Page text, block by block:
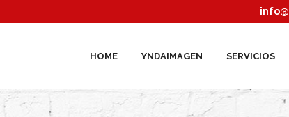
HOME YNDAIMAGEN SERVICIOS